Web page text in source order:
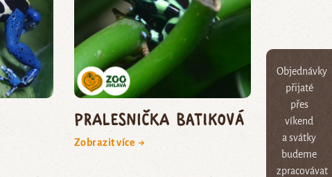
Objednávky
přijaté
přes
víkend
a svátky
budeme
zpracovávat
pralesnička batiková
Zobrazit více →